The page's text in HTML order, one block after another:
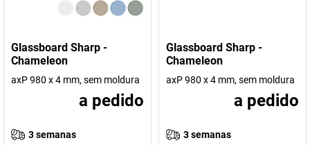
Glassboard Sharp -
Chameleon
axP 980 x 4 mm, sem moldura
a pedido
3 semanas
Glassboard Sharp -
Chameleon
axP 980 x 4 mm, sem moldura
a pedido
3 semanas